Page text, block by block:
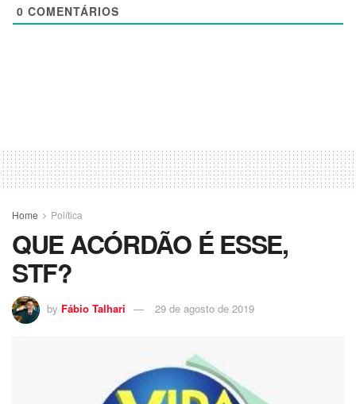
0 COMENTÁRIOS
Home Política
QUE ACÓRDÃO É ESSE,
STF?
by Fábio Talhari 29 de agosto de 2019